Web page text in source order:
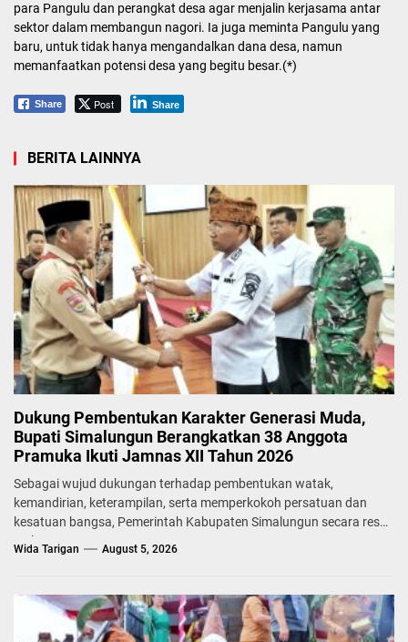
para Pangulu dan perangkat desa agar menjalin kerjasama antar
sektor dalam membangun nagori. Ia juga meminta Pangulu yang
baru, untuk tidak hanya mengandalkan dana desa, namun
memanfaatkan potensi desa yang begitu besar.(*)
Share Post Share
BERITA LAINNYA
Dukung Pembentukan Karakter Generasi Muda,
Bupati Simalungun Berangkatkan 38 Anggota
Pramuka Ikuti Jamnas XII Tahun 2026
Sebagai wujud dukungan terhadap pembentukan watak,
kemandirian, keterampilan, serta memperkokoh persatuan dan
kesatuan bangsa, Pemerintah Kabupaten Simalungun secara resmi
melepas...
Wida Tarigan August 5, 2026